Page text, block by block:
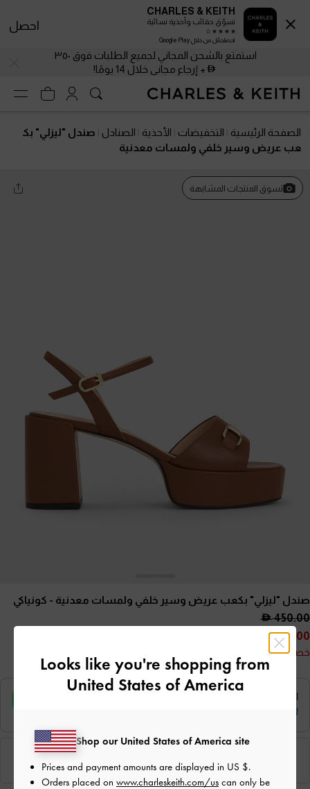
استمتع بالشحن المجاني لجميع الطلبات فوق ٣٥٠
+ إرجاع مجاني خلال 14 يومًا!
الصفحة الرئيسية التخفيضات الأحذية الصنادل
صندل "ليزلي" بك
عب عريض وسير خلفي ولمسات معدنية
تسوق المنتجات المشابهة
صندل "ليزلي" بكعب عريض وسير خلفي ولمسات معدنية - كونياكي
450.00
225.00
خصم 50%
CHARLES & KEITH
تسوّق حقائب وأحذية نسائية
احصلحمّل من خلال Google Play
احصل
Looks like you're shopping from
United States of America
Shop our United States of America site
Prices and payment amounts are displayed in US $.
Orders placed on www.charleskeith.com/us can only be